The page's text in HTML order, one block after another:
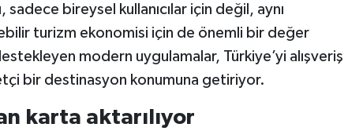
sadece bireysel kullanıcılar için değil, aynı
turizm ekonomisi için de önemli bir değer
modern uygulamalar, Türkiye’yi alışveriş
bir destinasyon konumuna getiriyor.
karta aktarılıyor